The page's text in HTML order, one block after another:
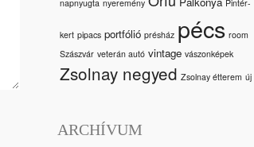
napnyugta nyeremény Pintér-
kert pipacs portfólió présház pécs room
Szászvár veterán autó vintage vászonképek
Zsolnay negyed Zsolnay étterem új
ARCHÍVUM